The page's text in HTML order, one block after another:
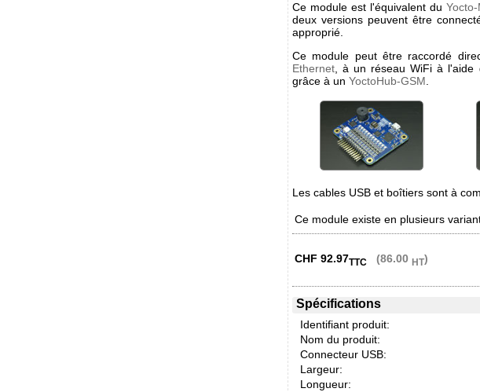
Ce module est l'équivalent du
deux versions peuvent être
approprié.
Ce module peut être raccordé
Ethernet , à un réseau WiFi à l'aide
grâce à un YoctoHub-GSM
Les cables USB et boîtiers sont à
Ce module existe en plusieurs
CHF 92.97TTC (86.00 HT)
Spécifications
Identifiant produit:
Nom du produit:
Connecteur USB:
Largeur:
Longueur: